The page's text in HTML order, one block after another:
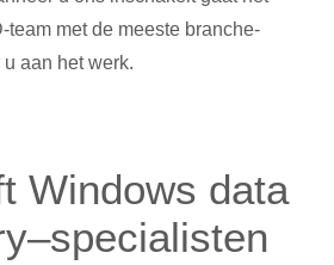
team met de meeste branche-
aan het werk.
Windows data